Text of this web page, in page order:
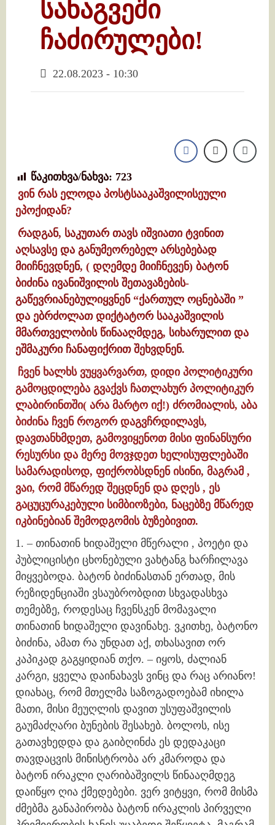
სანაგვეში
ჩაძირულები!
22.08.2023 - 10:30
წაკითხვა/ნახვა: 723
ვინ რას ელოდა პოსტსააკაშვილისეული
ეპოქიდან?
რადგან, საკუთარ თავს იშვიათი ტვინით
აღსავსე და განუმეორებელ არსებებად
მიიჩნევდნენ, ( დღემდე მიიჩნევენ) ბატონ
ბიძინა ივანიშვილის შეთავაზების-
გაწევრიანებულიყვნენ “ქართულ ოცნებაში ”
და ებრძოლათ დიქტატორ სააკაშვილის
მმართველობის წინააღმდეგ, სიხარულით და
ეშმაკური ჩანაფიქრით შეხვდნენ.
ჩვენ ხალხს ვუყვარვართ, დიდი პოლიტიკური
გამოცდილება გვაქვს ჩათლახურ პოლიტიკურ
ლაბირინთში( არა მარტო იქ!) ძრომიალის, აბა
ბიძინა ჩვენ როგორ დაგვჩრდილავს,
დავთანხმდეთ, გამოვიყენოთ მისი ფინანსური
რესურსი და მერე მოვჯდეთ ხელისუფლებაში
სამარადისოდ, ფიქრობსდნენ ისინი, მაგრამ ,
ვაი, რომ მწარედ შეცდნენ და დღეს , ეს
გაცუცურაკებული სიმბიოზები, ნაცებზე მწარედ
იკბინებიან შემოდგომის ბუზებივით.
1. – თინათინ ხიდაშელი მწერალი , პოეტი და
პუბლიცისტი ცხონებული ვახტანგ ხარჩილავა
მიყვებოდა. ბატონ ბიძინასთან ერთად, მის
რეზიდენციაში ვსაუბრობდით სხვადასხვა
თემებზე, როდესაც ჩვენსკენ მომავალი
თინათინ ხიდაშელი დავინახე. ვკითხე, ბატონო
ბიძინა, ამათ რა უნდათ აქ, თხასავით ორ
კაპიკად გაგყიდიან თქო. – იყოს, ძალიან
კარგი, ყველა დაინახავს ვინც და რაც არიანო!
დიახაც, რომ მთელმა საზოგადოებამ იხილა
მათი, მისი მეუღლის დავით უსუფაშვილის
გაუმაძღარი ბუნების შესახებ. ბოლოს, ისე
გათავხედდა და გაიბღინძა ეს დედაკაცი
თავდაცვის მინისტრობა არ კმაროდა და
ბატონ ირაკლი ღარიბაშვილს წინააღმდეგ
დაიწყო ღია ქმედებები. ვერ ვიტყვი, რომ მისმა
ძმებმა განაპირობა ბატონ ირაკლის პირველი